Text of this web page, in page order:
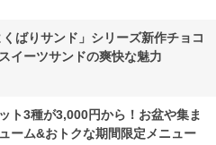
ばりサンド」シリーズ新作チョコ
イーツサンドの爽快な魅力
ト3種が3,000円から！お盆や集ま
ーム&おトクな期間限定メニュー